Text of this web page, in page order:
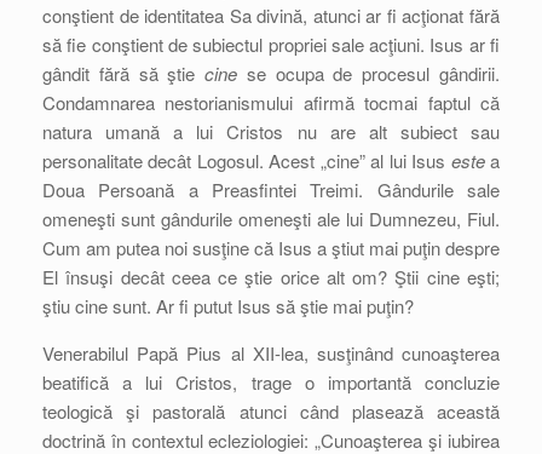
conştient de identitatea Sa divină, atunci ar fi acţionat fără
să fie conştient de subiectul propriei sale acţiuni. Isus ar fi
gândit fără să ştiecine se ocupa de procesul gândirii.
Condamnarea nestorianismului afirmă tocmai faptul că
natura umană a lui Cristos nu are alt subiect sau
personalitate decât Logosul. Acest „cine” al lui Isus estea
Doua Persoană a Preasfintei Treimi. Gândurile sale
omeneşti sunt gândurile omeneşti ale lui Dumnezeu, Fiul.
Cum am putea noi susţine că Isus a ştiut mai puţin despre
El însuşi decât ceea ce ştie orice alt om? Ştii cine eşti;
ştiu cine sunt. Ar fi putut Isus să ştie mai puţin?
Venerabilul Papă Pius al XII-lea, susţinând cunoaşterea
beatifică a lui Cristos, trage o importantă concluzie
teologică şi pastorală atunci când plasează această
doctrină în contextul ecleziologiei: „Cunoaşterea şi iubirea